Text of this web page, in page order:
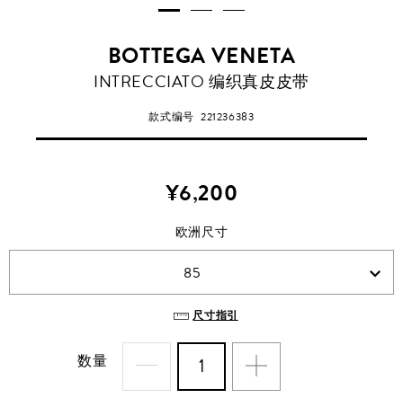
BOTTEGA VENETA
INTRECCIATO 编织真皮皮带
款式编号221236383
¥6,200
欧洲尺寸
85
尺寸指引
数量